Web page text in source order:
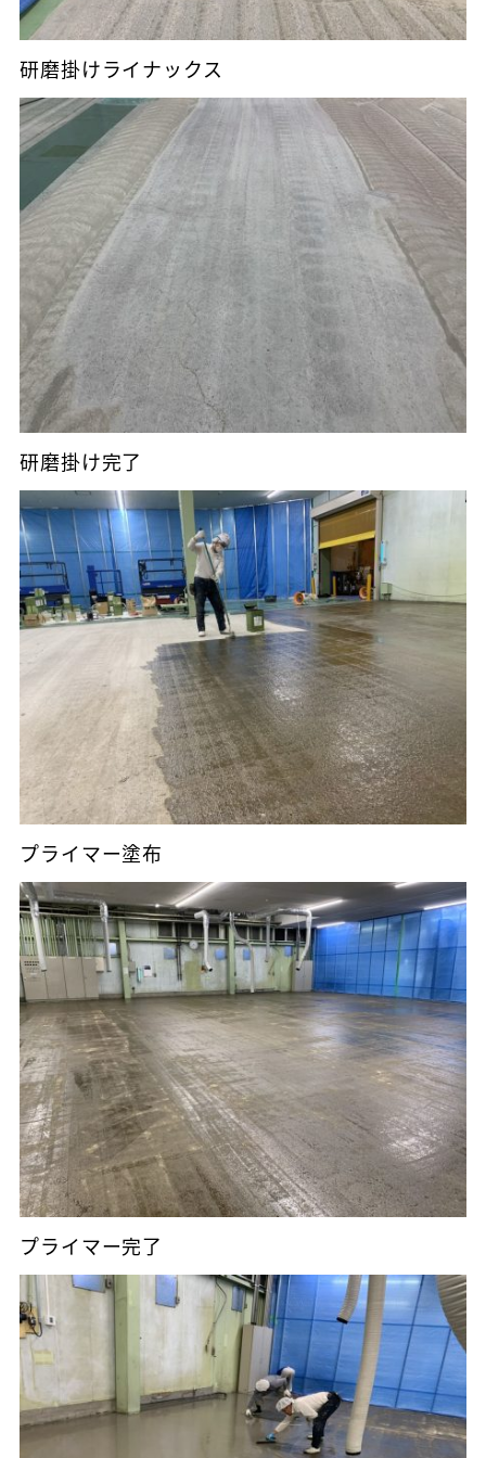
研磨掛けライナックス
研磨掛け完了
プライマー塗布
プライマー完了